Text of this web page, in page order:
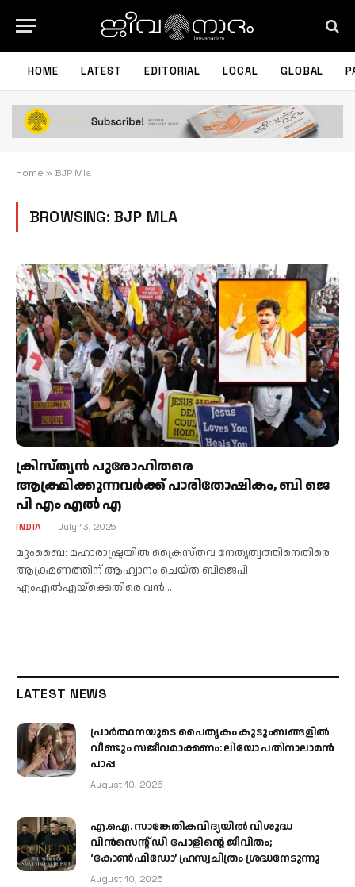
HOME LATEST EDITORIAL LOCAL GLOBAL
Home » BJP Mla
BROWSING: BJP MLA
ക്രിസ്ത്യൻ പുരോഹിതരെ
ആക്രമിക്കുന്നവർക്ക് പാരിതോഷികം, ബി ജെ
പി എം എൽ എ
INDIA July 13, 2025
മുംബൈ: മഹാരാഷ്ട്രയില്‍ ക്രൈസ്തവ നേതൃത്വത്തിനെതിരെ
ആക്രമണത്തിന് ആഹ്വാനം ചെയ്ത ബിജെപി
എംഎൽഎയ്ക്കെതിരെ വന്‍…
LATEST NEWS
പ്രാര്‍ത്ഥനയുടെ പൈതൃകം കുടുംബങ്ങളില്‍
വീണ്ടും സജീവമാക്കണം: ലിയോ പതിനാലാമന്‍
പാപ്പ
August 10, 2026
എ.ഐ. സാങ്കേതികവിദ്യയിൽ വിശുദ്ധ
വിൻസെന്റ് ഡി പോളിന്റെ ജീവിതം;
‘കോൺഫിഡോ’ ഹ്രസ്വചിത്രം ശ്രദ്ധനേടുന്നു
August 10, 2026